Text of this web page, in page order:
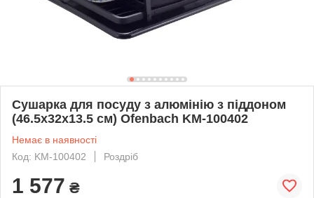
Сушарка для посуду з алюмінію з піддоном
(46.5х32х13.5 см) Ofenbach KM-100402
Немає в наявності
Код: KM-100402
Роздріб
1 577 ₴